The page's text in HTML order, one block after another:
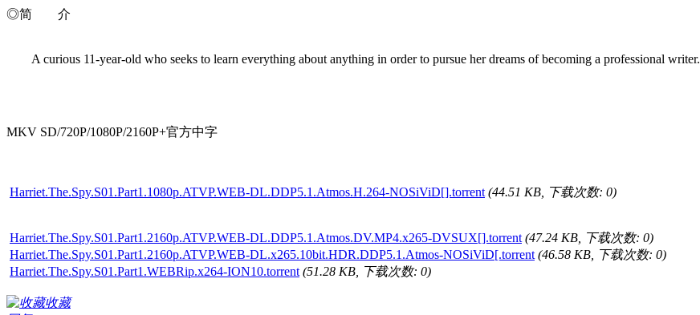
◎简 介
A curious 11-year-old who seeks to learn everything about anything in order to pursue her dreams of becoming a professional writer.
MKV SD/720P/1080P/2160P+官方中字
Harriet.The.Spy.S01.Part1.1080p.ATVP.WEB-DL.DDP5.1.Atmos.H.264-NOSiViD[].torrent (44.51 KB, 下载次数: 0)
Harriet.The.Spy.S01.Part1.2160p.ATVP.WEB-DL.DDP5.1.Atmos.DV.MP4.x265-DVSUX[].torrent (47.24 KB, 下载次数: 0)
Harriet.The.Spy.S01.Part1.2160p.ATVP.WEB-DL.x265.10bit.HDR.DDP5.1.Atmos-NOSiViD[.torrent (46.58 KB, 下载次数: 0)
Harriet.The.Spy.S01.Part1.WEBRip.x264-ION10.torrent (51.28 KB, 下载次数: 0)
收藏